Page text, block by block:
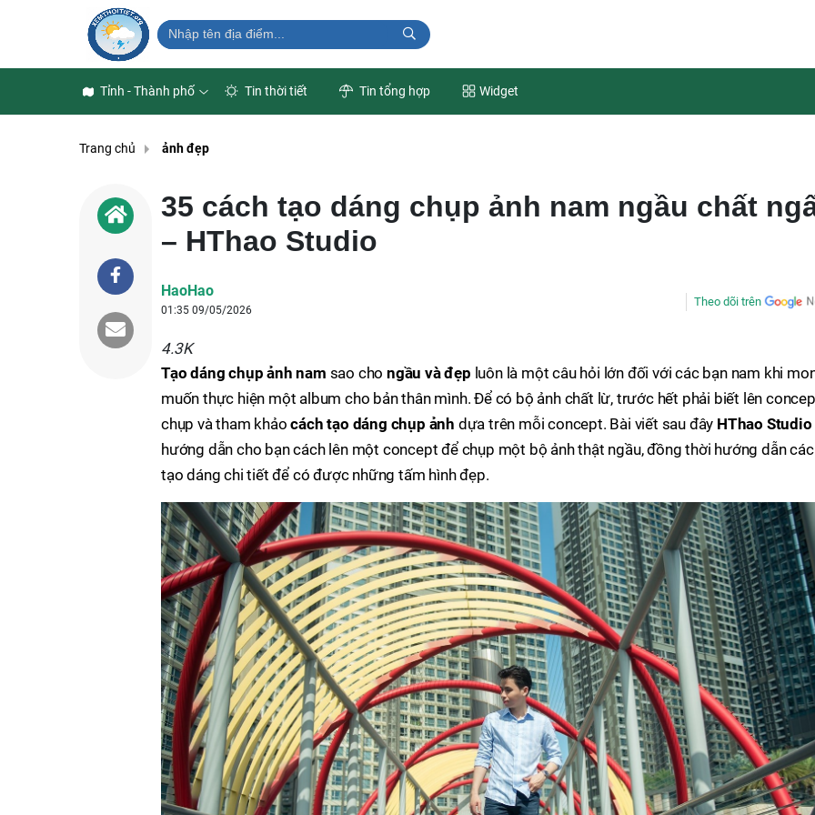
Tỉnh - Thành phố Tin thời tiết Tin tổng hợp Widget
Trang chủ ảnh đẹp
35 cách tạo dáng chụp ảnh nam ngầu chất
– HThao Studio
HaoHao
01:35 09/05/2026
Theo dõi trên
4.3K
Tạo dáng chụp ảnh nam sao chongầu và đẹp luôn là một câu hỏi lớn đối với các bạn nam khi
muốn thực hiện một album cho bản thân mình. Để có bộ ảnh chất lừ, trước hết phải biết lên
chụp và tham khảocách tạo dáng chụp ảnh dựa trên mỗi concept. Bài viết sau đây HThao Studio
hướng dẫn cho bạn cách lên một concept để chụp một bộ ảnh thật ngầu, đồng thời hướng dẫn
tạo dáng chi tiết để có được những tấm hình đẹp.